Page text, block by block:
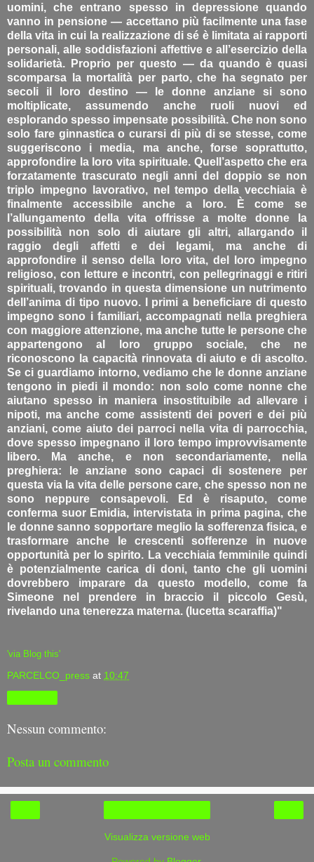
uomini, che entrano spesso in depressione quando
vanno in pensione — accettano più facilmente una fase
della vita in cui la realizzazione di sé è limitata ai rapporti
personali, alle soddisfazioni affettive e all’esercizio della
solidarietà. Proprio per questo — da quando è quasi
scomparsa la mortalità per parto, che ha segnato per
secoli il loro destino — le donne anziane si sono
moltiplicate, assumendo anche ruoli nuovi ed
esplorando spesso impensate possibilità. Che non sono
solo fare ginnastica o curarsi di più di se stesse, come
suggeriscono i media, ma anche, forse soprattutto,
approfondire la loro vita spirituale. Quell’aspetto che era
forzatamente trascurato negli anni del doppio se non
triplo impegno lavorativo, nel tempo della vecchiaia è
finalmente accessibile anche a loro. È come se
l’allungamento della vita offrisse a molte donne la
possibilità non solo di aiutare gli altri, allargando il
raggio degli affetti e dei legami, ma anche di
approfondire il senso della loro vita, del loro impegno
religioso, con letture e incontri, con pellegrinaggi e ritiri
spirituali, trovando in questa dimensione un nutrimento
dell’anima di tipo nuovo. I primi a beneficiare di questo
impegno sono i familiari, accompagnati nella preghiera
con maggiore attenzione, ma anche tutte le persone che
appartengono al loro gruppo sociale, che ne
riconoscono la capacità rinnovata di aiuto e di ascolto.
Se ci guardiamo intorno, vediamo che le donne anziane
tengono in piedi il mondo: non solo come nonne che
aiutano spesso in maniera insostituibile ad allevare i
nipoti, ma anche come assistenti dei poveri e dei più
anziani, come aiuto dei parroci nella vita di parrocchia,
dove spesso impegnano il loro tempo improvvisamente
libero. Ma anche, e non secondariamente, nella
preghiera: le anziane sono capaci di sostenere per
questa via la vita delle persone care, che spesso non ne
sono neppure consapevoli. Ed è risaputo, come
conferma suor Emidia, intervistata in prima pagina, che
le donne sanno sopportare meglio la sofferenza fisica, e
trasformare anche le crescenti sofferenze in nuove
opportunità per lo spirito. La vecchiaia femminile quindi
è potenzialmente carica di doni, tanto che gli uomini
dovrebbero imparare da questo modello, come fa
Simeone nel prendere in braccio il piccolo Gesù,
rivelando una tenerezza materna. (lucetta scaraffia)"
'via Blog this'
PARCELCO_press at 10:47
Nessun commento:
Posta un commento
Visualizza versione web